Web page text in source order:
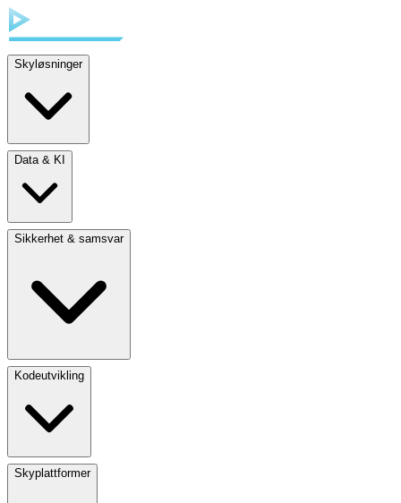
Skyløsninger
Data & KI
Sikkerhet & samsvar
Kodeutvikling
Skyplattformer